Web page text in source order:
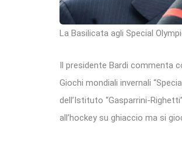
La Basilicata agli Special
Il presidente Bardi commenta
Giochi mondiali invernali
dell’Istituto “Gasparrini-
all’hockey su ghiaccio ma si